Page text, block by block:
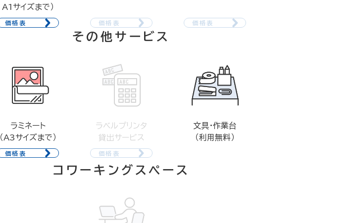
A1サイズまで）
価格表 価格表 価格表
その他サービス
ラミネート
（A3サイズまで）
価格表
ラベルプリンタ
貸出サービス
価格表
文具・作業台
（利用無料）
コワーキングスペース